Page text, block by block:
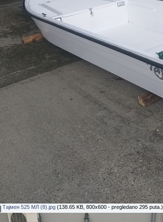
Тајмен 525 МЛ (8).jpg(138.65 KB, 800x600 - pregledano 295 puta.)